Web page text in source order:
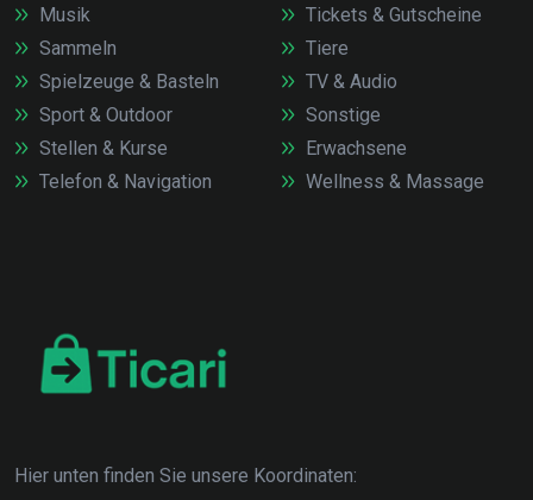
Musik
Sammeln
Spielzeuge & Basteln
Sport & Outdoor
Stellen & Kurse
Telefon & Navigation
Tickets & Gutscheine
Tiere
TV & Audio
Sonstige
Erwachsene
Wellness & Massage
Hier unten finden Sie unsere Koordinaten: